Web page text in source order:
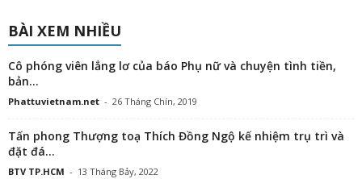
BÀI XEM NHIỀU
Cô phóng viên lẳng lơ của báo Phụ nữ và chuyện tình tiền,
bản...
Phattuvietnam.net - 26 Tháng Chín, 2019
Tấn phong Thượng toạ Thích Đồng Ngộ kế nhiệm trụ trì và
đặt đá...
BTV TP.HCM - 13 Tháng Bảy, 2022